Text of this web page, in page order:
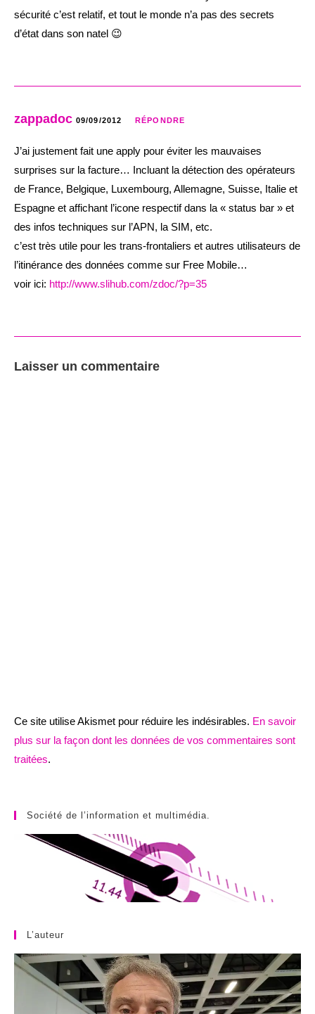
sécurité c’est relatif, et tout le monde n’a pas des secrets
d’état dans son natel 😉
zappadoc 09/09/2012 RÉPONDRE
J’ai justement fait une apply pour éviter les mauvaises
surprises sur la facture… Incluant la détection des opérateurs
de France, Belgique, Luxembourg, Allemagne, Suisse, Italie et
Espagne et affichant l’icone respectif dans la « status bar » et
des infos techniques sur l’APN, la SIM, etc.
c’est très utile pour les trans-frontaliers et autres utilisateurs de
l’itinérance des données comme sur Free Mobile…
voir ici: http://www.slihub.com/zdoc/?p=35
Laisser un commentaire
Ce site utilise Akismet pour réduire les indésirables. En savoir
plus sur la façon dont les données de vos commentaires sont
traitées.
Société de l’information et multimédia.
L’auteur